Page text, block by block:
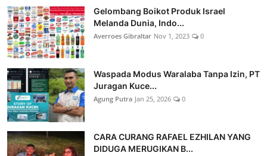
Gelombang Boikot Produk Israel
Melanda Dunia, Indo...
Averroes Gibraltar Nov 1, 2023 0
Waspada Modus Waralaba Tanpa Izin, PT
Juragan Kuce...
Agung Putra Jan 25, 2026 0
CARA CURANG RAFAEL EZHILAN YANG
DIDUGA MERUGIKAN B...